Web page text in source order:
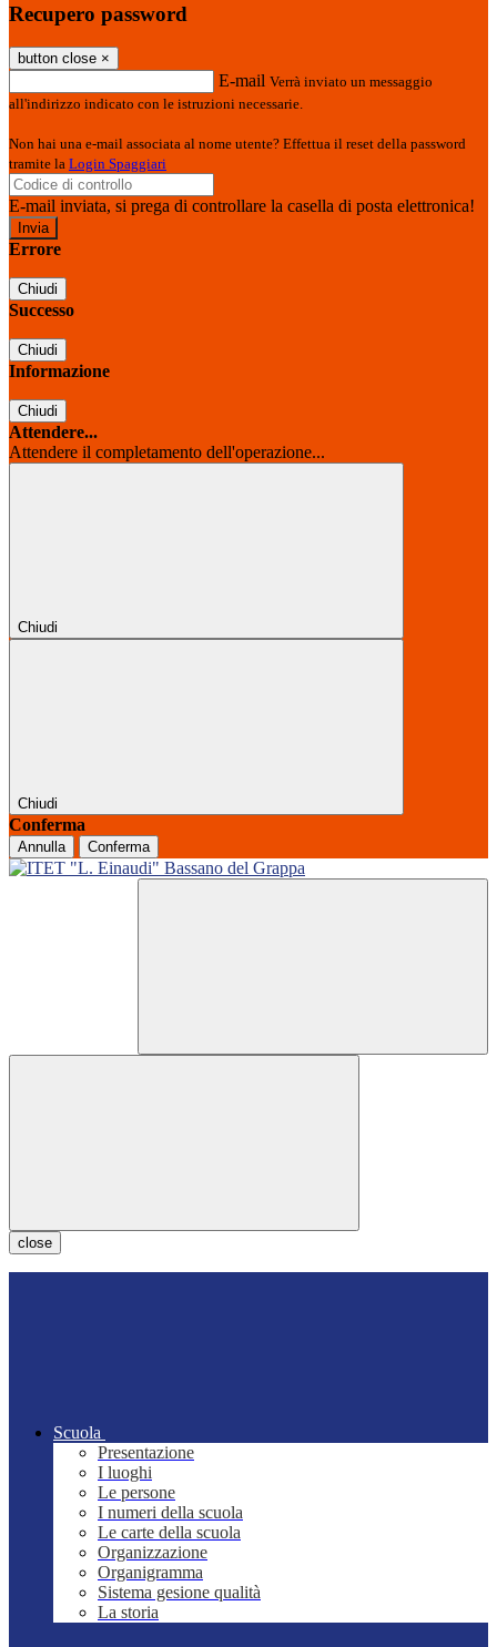
Recupero password
button close ×
E-mail Verrà inviato un messaggio
all'indirizzo indicato con le istruzioni necessarie.
Non hai una e-mail associata al nome utente? Effettua il reset della password
tramite la Login Spaggiari
E-mail inviata, si prega di controllare la casella di posta elettronica!
Errore
Chiudi
Successo
Chiudi
Informazione
Chiudi
Attendere...
Attendere il completamento dell'operazione...
Chiudi
Chiudi
Conferma
Annulla Conferma
close
Scuola
Presentazione
I luoghi
Le persone
I numeri della scuola
Le carte della scuola
Organizzazione
Organigramma
Sistema gesione qualità
La storia